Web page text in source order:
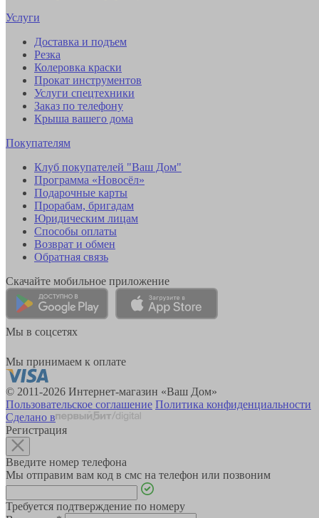
Услуги
Доставка и подъем
Резка
Колеровка краски
Прокат инструментов
Услуги спецтехники
Заказ по телефону
Крыша вашего дома
Покупателям
Клуб покупателей "Ваш Дом"
Программа «Новосёл»
Подарочные карты
Прорабам, бригадам
Юридическим лицам
Способы оплаты
Возврат и обмен
Обратная связь
Скачайте мобильное приложение
Мы в соцсетях
Мы принимаем к оплате
© 2011-2026 Интернет-магазин «Ваш Дом»
Пользовательское соглашение Политика конфиденциальности
Сделано в
Регистрация
Введите номер телефона
Мы отправим вам код в смс на телефон или позвоним
Требуется подтверждение по номеру